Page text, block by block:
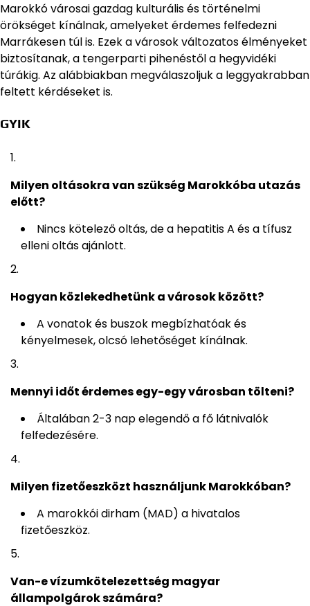
Marokkó városai gazdag kulturális és történelmi
örökséget kínálnak, amelyeket érdemes felfedezni
Marrákesen túl is. Ezek a városok változatos élményeket
biztosítanak, a tengerparti pihenéstől a hegyvidéki
túrákig. Az alábbiakban megválaszoljuk a leggyakrabban
feltett kérdéseket is.
GYIK
Milyen oltásokra van szükség Marokkóba utazás
előtt?
Nincs kötelező oltás, de a hepatitis A és a tífusz
elleni oltás ajánlott.
Hogyan közlekedhetünk a városok között?
A vonatok és buszok megbízhatóak és
kényelmesek, olcsó lehetőséget kínálnak.
Mennyi időt érdemes egy-egy városban tölteni?
Általában 2-3 nap elegendő a fő látnivalók
felfedezésére.
Milyen fizetőeszközt használjunk Marokkóban?
A marokkói dirham (MAD) a hivatalos
fizetőeszköz.
Van-e vízumkötelezettség magyar
állampolgárok számára?